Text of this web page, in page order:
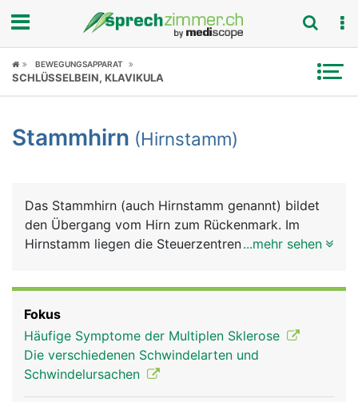
Fokus
Symptome
News
Rubriken
BEWEGUNGSAPPARAT
SCHLÜSSELBEIN, KLAVIKULA
Stammhirn (Hirnstamm)
Das Stammhirn (auch Hirnstamm genannt) bildet
den Übergang vom Hirn zum Rückenmark. Im
Hirnstamm liegen die Steuerzentren für
Husten, Niesen und Schlucken.
...mehr sehen
Fokus
Häufige Symptome der Multiplen Sklerose
Die verschiedenen Schwindelarten und
Schwindelursachen